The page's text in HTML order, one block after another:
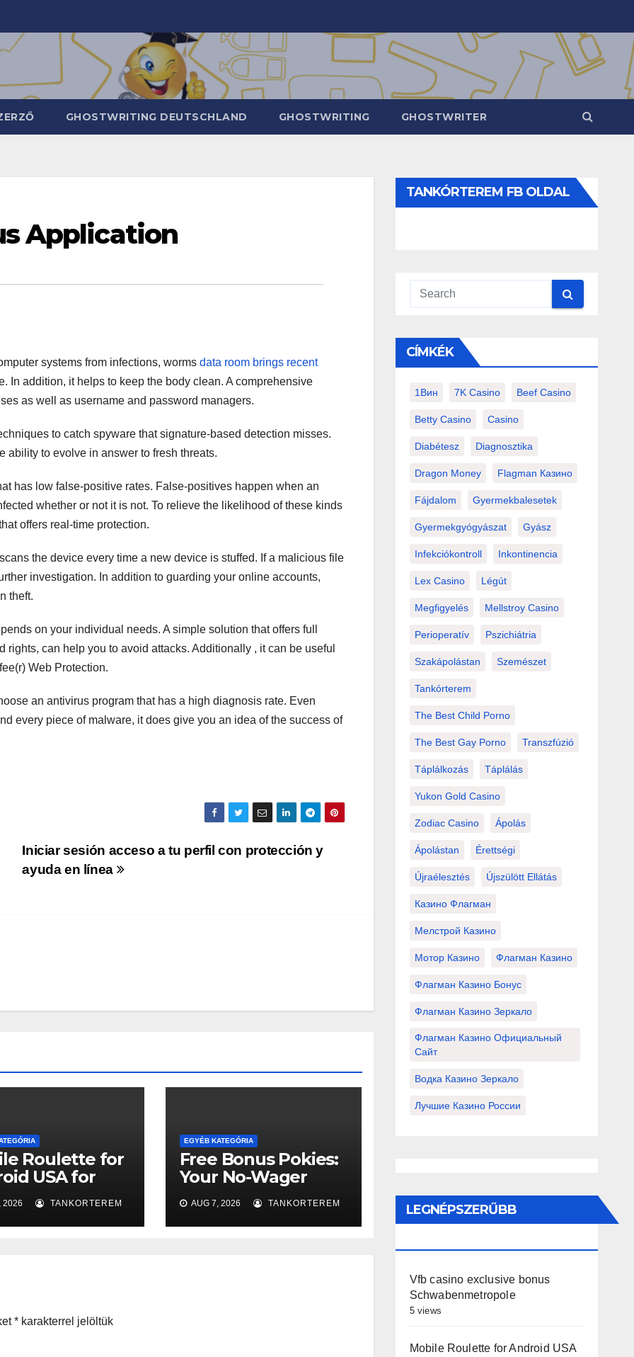
GHOSTWRITING DEUTSCHLAND GHOSTWRITING GHOSTWRITER
Application
systems from infections, worms data room brings recent
In addition, it helps to keep the body clean. A comprehensive
as well as username and password managers.
to catch spyware that signature-based detection misses.
ability to evolve in answer to fresh threats.
has low false-positive rates. False-positives happen when an
whether or not it is not. To relieve the likelihood of these kinds
offers real-time protection.
the device every time a new device is stuffed. If a malicious file
investigation. In addition to guarding your online accounts,
theft.
on your individual needs. A simple solution that offers full
can help you to avoid attacks. Additionally , it can be useful
Web Protection.
an antivirus program that has a high diagnosis rate. Even
every piece of malware, it does give you an idea of the success of
Iniciar sesión acceso a tu perfil con protección y
ayuda en línea
Roulette for
USA for
2026 TANKORTEREM
EGYÉB KATEGÓRIA
Free Bonus Pokies:
Your No-Wager
Ticket to the Big
Win
AUG 7, 2026 TANKORTEREM
* karakterrel jelöltük
TANKÓRTEREM FB OLDAL
CÍMKÉK
1Вин 7K Casino Beef Casino
Betty Casino Casino
Diabétesz Diagnosztika
Dragon Money Flagman Казино
Fájdalom Gyermekbalesetek
Gyermekgyógyászat Gyász
Infekciókontroll Inkontinencia
Lex Casino Légút
Megfigyelés Mellstroy Casino
Perioperatív Pszichiátria
Szakápolástan Szemészet
Tankórterem
The Best Child Porno
The Best Gay Porno Transzfúzió
Táplálkozás Táplálás
Yukon Gold Casino
Zodiac Casino Ápolás
Ápolástan Érettségi
Újraélesztés Újszülött Ellátás
Казино Флагман
Мелстрой Казино
Мотор Казино Флагман Казино
Флагман Казино Бонус
Флагман Казино Зеркало
Флагман Казино Официальный
Сайт
Водка Казино Зеркало
Лучшие Казино России
LEGNÉPSZERŰBB
Vfb casino exclusive bonus
Schwabenmetropole
5 views
Mobile Roulette for Android USA